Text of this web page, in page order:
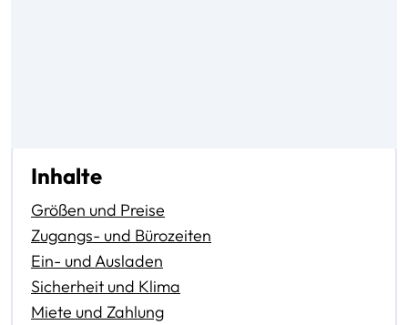
Inhalte
Größen und Preise
Zugangs- und Bürozeiten
Ein- und Ausladen
Sicherheit und Klima
Miete und Zahlung